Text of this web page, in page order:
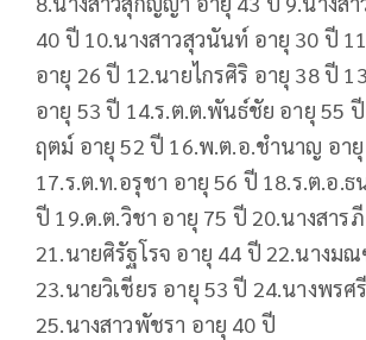
40 ปี 10.นางสาวสุวนันท์ อายุ 30 ปี
อายุ 26 ปี 12.นายไกรศิริ อายุ 38 ปี
อายุ 53 ปี 14.ร.ต.ต.พันธ์ชัย อายุ 55
ฤตม์ อายุ 52 ปี 16.พ.ต.อ.ชำนาญ อา
17.ร.ต.ท.อรุชา อายุ 56 ปี 18.ร.ต.อ.ธ
ปี 19.ด.ต.วิชา อายุ 75 ปี 20.นางสาร
21.นายศิรัฐโรจ อายุ 44 ปี 22.นางม
23.นายวิเชียร อายุ 53 ปี 24.นางพรศ
25.นางสาวพัชรา อายุ 40 ปี